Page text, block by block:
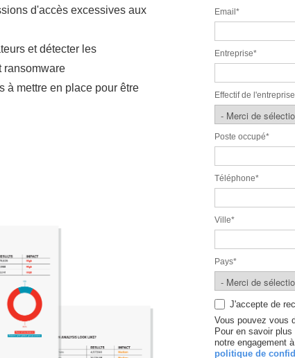
d'accès excessives aux
et détecter les
ransomware
à mettre en place pour être
Email*
Entreprise*
Effectif de l'entreprise
Poste occupé*
Téléphone*
Ville*
Pays*
J'accepte de
Vous pouvez vous
Pour en savoir
notre engagement
politique de